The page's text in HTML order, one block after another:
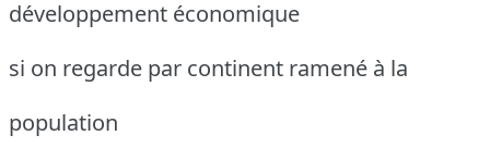
développement économique
si on regarde par continent ramené à la
population